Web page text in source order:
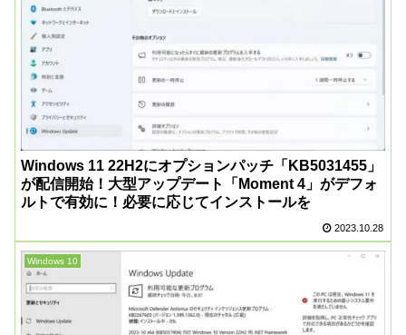
Windows 11 22H2にオプションパッチ「KB5031455」
が配信開始！大型アップデート「Moment 4」がデフォ
ルトで有効に！必要に応じてインストールを
2023.10.28
Windows 10